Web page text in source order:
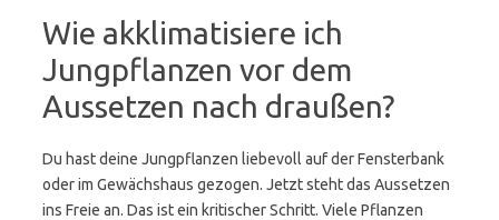
Wie akklimatisiere ich
Jungpflanzen vor dem
Aussetzen nach draußen?
Du hast deine Jungpflanzen liebevoll auf der Fensterbank
oder im Gewächshaus gezogen. Jetzt steht das Aussetzen
ins Freie an. Das ist ein kritischer Schritt. Viele Pflanzen